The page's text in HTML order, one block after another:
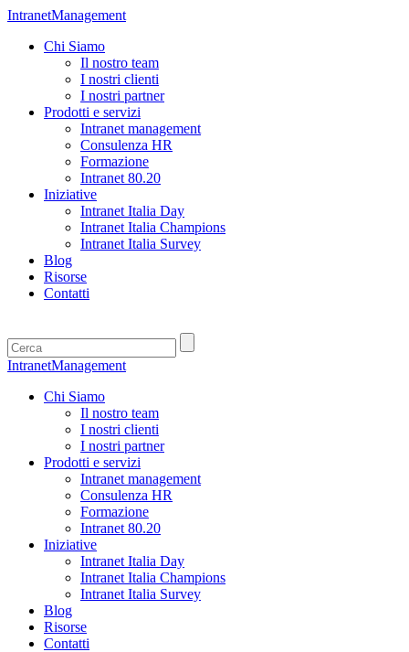
IntranetManagement
Chi Siamo
Il nostro team
I nostri clienti
I nostri partner
Prodotti e servizi
Intranet management
Consulenza HR
Formazione
Intranet 80.20
Iniziative
Intranet Italia Day
Intranet Italia Champions
Intranet Italia Survey
Blog
Risorse
Contatti
IntranetManagement
Chi Siamo
Il nostro team
I nostri clienti
I nostri partner
Prodotti e servizi
Intranet management
Consulenza HR
Formazione
Intranet 80.20
Iniziative
Intranet Italia Day
Intranet Italia Champions
Intranet Italia Survey
Blog
Risorse
Contatti